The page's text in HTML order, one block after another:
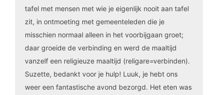
tafel met mensen met wie je eigenlijk nooit aan tafel
zit, in ontmoeting met gemeenteleden die je
misschien normaal alleen in het voorbijgaan groet;
daar groeide de verbinding en werd de maaltijd
vanzelf een religieuze maaltijd (religare=verbinden).
Suzette, bedankt voor je hulp! Luuk, je hebt ons
weer een fantastische avond bezorgd. Het eten was